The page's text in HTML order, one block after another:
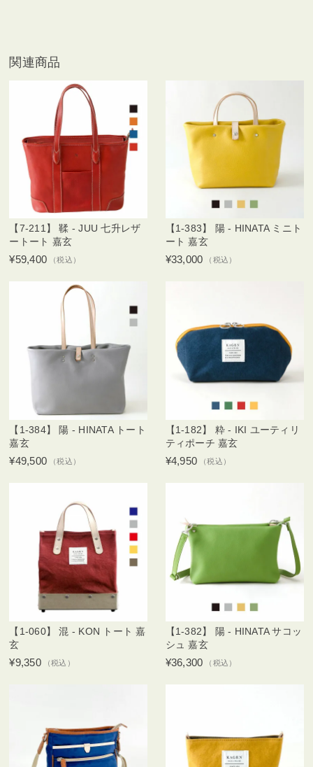
関連商品
【7-211】 鞣 - JUU 七升レザ
ートート 嘉玄
¥59,400 （税込）
【1-383】 陽 - HINATA ミニト
ート 嘉玄
¥33,000 （税込）
【1-384】 陽 - HINATA トート
嘉玄
¥49,500 （税込）
【1-182】 粋 - IKI ユーティリ
ティポーチ 嘉玄
¥4,950 （税込）
【1-060】 混 - KON トート 嘉
玄
¥9,350 （税込）
【1-382】 陽 - HINATA サコッ
シュ 嘉玄
¥36,300 （税込）